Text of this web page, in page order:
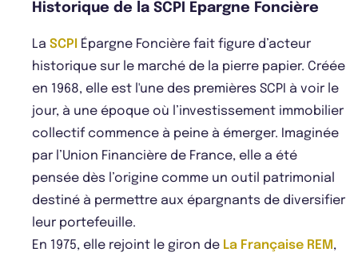
Historique de la SCPI Epargne Foncière
La SCPI Épargne Foncière fait figure d’acteur
historique sur le marché de la pierre papier. Créée
en 1968, elle est l'une des premières SCPI à voir le
jour, à une époque où l’investissement immobilier
collectif commence à peine à émerger. Imaginée
par l’Union Financière de France, elle a été
pensée dès l’origine comme un outil patrimonial
destiné à permettre aux épargnants de diversifier
leur portefeuille.
En 1975, elle rejoint le giron de La Française REM,